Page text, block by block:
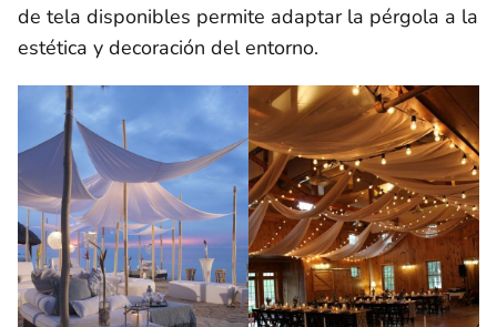
de tela disponibles permite adaptar la pérgola a la
estética y decoración del entorno.